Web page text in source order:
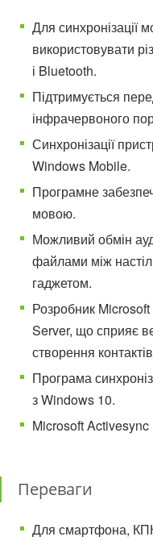
Для синхронізації
використовувати
і Bluetooth.
Підтримується
інфрачервоного
Синхронізації
Windows Mobile.
Програмне
мовою.
Можливий обмін
файлами між
гаджетом.
Розробник
Server, що сприяє
створення
Програма
з Windows 10.
Microsoft
Переваги
Для смартфона,